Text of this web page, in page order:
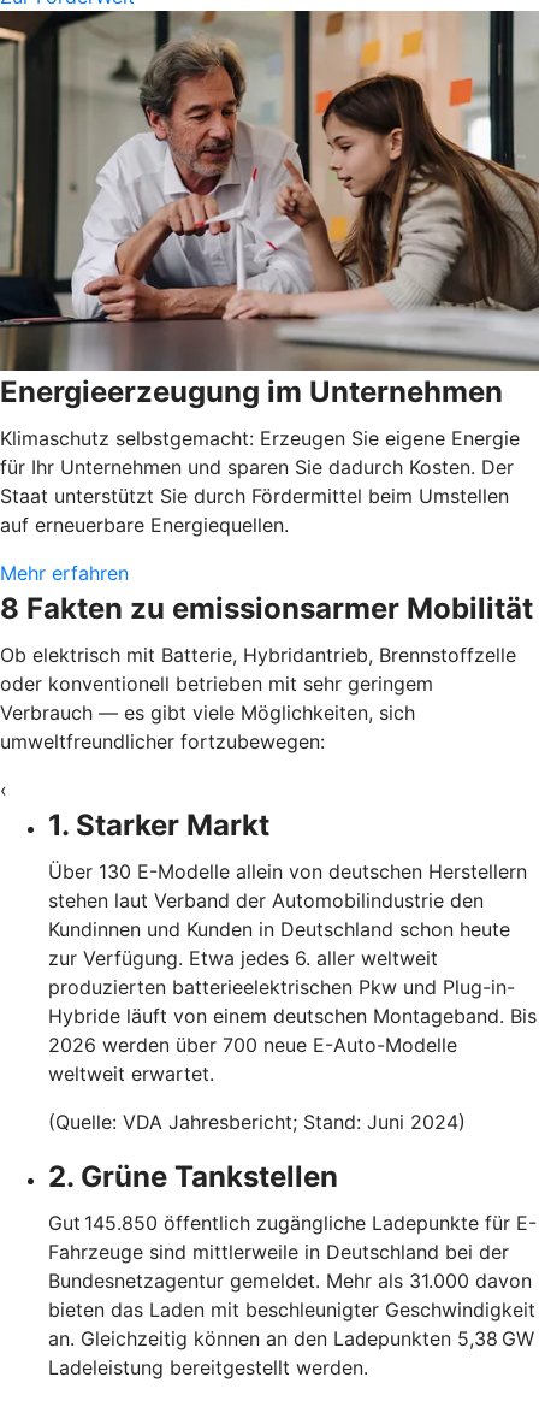
Energieerzeugung im Unternehmen
Klimaschutz selbstgemacht: Erzeugen Sie eigene Energie
für Ihr Unternehmen und sparen Sie dadurch Kosten. Der
Staat unterstützt Sie durch Fördermittel beim Umstellen
auf erneuerbare Energiequellen.
Mehr erfahren
8 Fakten zu emissionsarmer Mobilität
Ob elektrisch mit Batterie, Hybridantrieb, Brennstoffzelle
oder konventionell betrieben mit sehr geringem
Verbrauch — es gibt viele Möglichkeiten, sich
umweltfreundlicher fortzubewegen:
‹
1. Starker Markt
Über 130 E-Modelle allein von deutschen Herstellern
stehen laut Verband der Automobilindustrie den
Kundinnen und Kunden in Deutschland schon heute
zur Verfügung. Etwa jedes 6. aller weltweit
produzierten batterieelektrischen Pkw und Plug-in-
Hybride läuft von einem deutschen Montageband. Bis
2026 werden über 700 neue E-Auto-Modelle
weltweit erwartet.
(Quelle: VDA Jahresbericht; Stand: Juni 2024)
2. Grüne Tankstellen
Gut 145.850 öffentlich zugängliche Ladepunkte für E-
Fahrzeuge sind mittlerweile in Deutschland bei der
Bundesnetzagentur gemeldet. Mehr als 31.000 davon
bieten das Laden mit beschleunigter Geschwindigkeit
an. Gleichzeitig können an den Ladepunkten 5,38 GW
Ladeleistung bereitgestellt werden.